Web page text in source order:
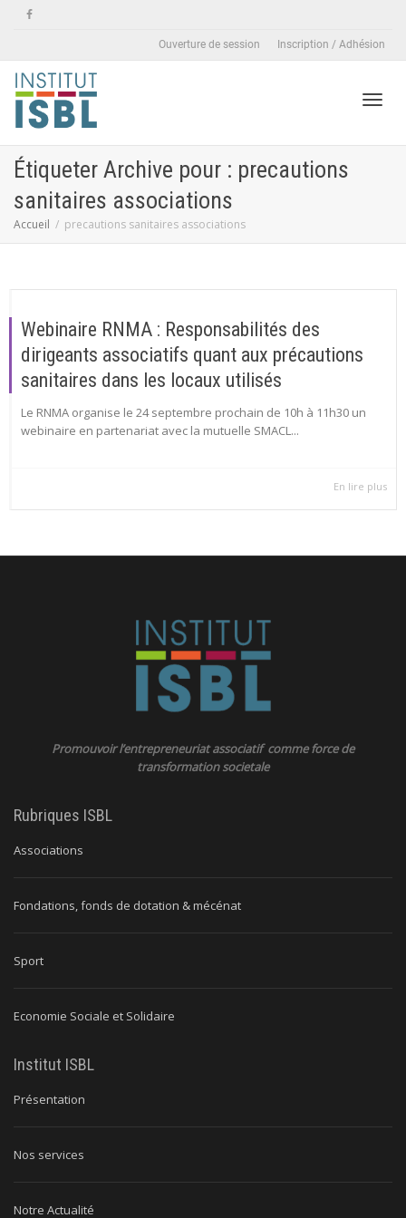
Ouverture de session Inscription / Adhésion
Étiqueter Archive pour : precautions
sanitaires associations
Accueil precautions sanitaires associations
Webinaire RNMA : Responsabilités des
dirigeants associatifs quant aux précautions
sanitaires dans les locaux utilisés
Le RNMA organise le 24 septembre prochain de 10h à 11h30 un
webinaire en partenariat avec la mutuelle SMACL...
En lire plus
Promouvoir l’entrepreneuriat associatif comme force de
transformation societale
Rubriques ISBL
Associations
Fondations, fonds de dotation & mécénat
Sport
Economie Sociale et Solidaire
Institut ISBL
Présentation
Nos services
Notre Actualité